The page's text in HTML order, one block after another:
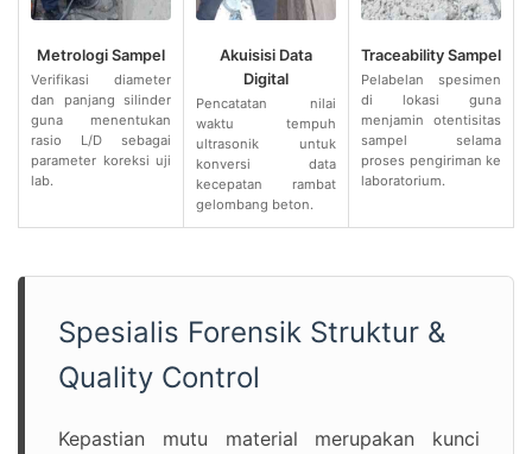
Metrologi Sampel
Verifikasi diameter
dan panjang silinder
guna menentukan
rasio L/D sebagai
parameter koreksi uji
lab.
Akuisisi Data
Digital
Pencatatan nilai
waktu tempuh
ultrasonik untuk
konversi data
kecepatan rambat
gelombang beton.
Traceability Sampel
Pelabelan spesimen
di lokasi guna
menjamin otentisitas
sampel selama
proses pengiriman ke
laboratorium.
Spesialis Forensik Struktur &
Quality Control
Kepastian mutu material merupakan kunci